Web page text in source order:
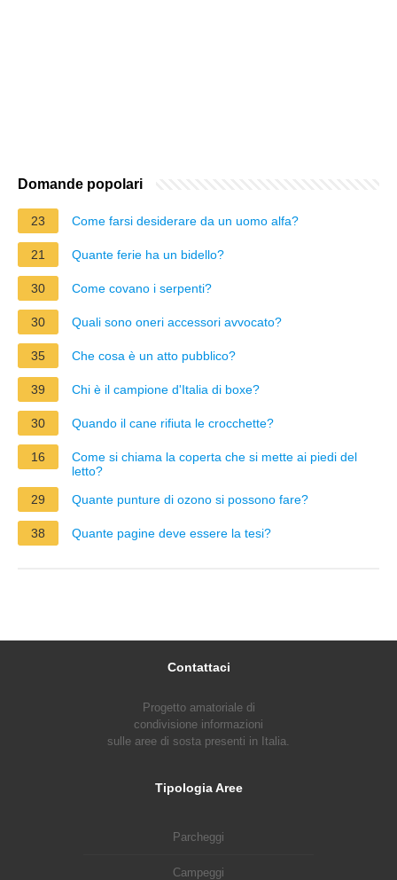
Domande popolari
23 Come farsi desiderare da un uomo alfa?
21 Quante ferie ha un bidello?
30 Come covano i serpenti?
30 Quali sono oneri accessori avvocato?
35 Che cosa è un atto pubblico?
39 Chi è il campione d'Italia di boxe?
30 Quando il cane rifiuta le crocchette?
16
Come si chiama la coperta che si mette ai piedi del
letto?
29
Quante punture di ozono si possono fare?
38 Quante pagine deve essere la tesi?
Contattaci
Progetto amatoriale di
condivisione informazioni
sulle aree di sosta presenti in Italia.
Tipologia Aree
Parcheggi
Campeggi